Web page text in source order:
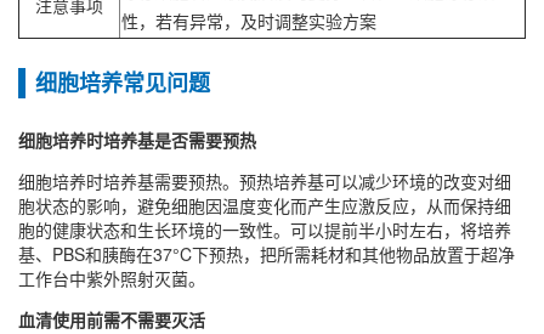
注意事项
性，若有异常，及时调整实验方案
细胞培养常见问题
细胞培养时培养基是否需要预热
细胞培养时培养基需要预热‌。预热培养基可以减少环境的改变对细
胞状态的影响，避免细胞因温度变化而产生应激反应，从而保持细
胞的健康状态和生长环境的一致性‌。可以提前半小时左右，将培养
基、PBS和胰酶在37°C下预热，把所需耗材和其他物品放置于超净
工作台中紫外照射灭菌。
血清使用前需不需要灭活